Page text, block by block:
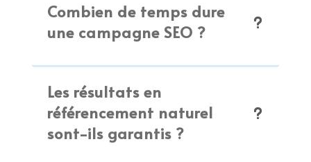
Combien de temps dure
une campagne SEO ?
Les résultats en
référencement naturel
sont-ils garantis ?